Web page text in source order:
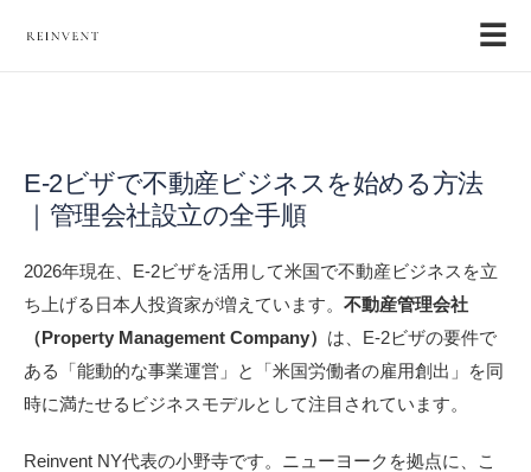
☰
E-2ビザで不動産ビジネスを始める方法
｜管理会社設立の全手順
2026年現在、E-2ビザを活用して米国で不動産ビジネスを立
ち上げる日本人投資家が増えています。 不動産管理会社
（Property Management Company） は、E-2ビザの要件で
ある「能動的な事業運営」と「米国労働者の雇用創出」を同
時に満たせるビジネスモデルとして注目されています。
Reinvent NY代表の小野寺です。ニューヨークを拠点に、こ